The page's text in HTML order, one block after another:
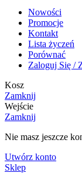
Nowości
Promocje
Kontakt
Lista życzeń
Porównać
Zaloguj Się /
Kosz
Zamknij
Wejście
Zamknij
Nie masz jeszcze
Utwórz konto
Sklep